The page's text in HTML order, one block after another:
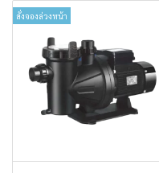
สั่งจองล่วงหน้า